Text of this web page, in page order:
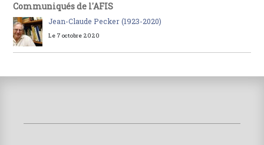
Communiqués de l'AFIS
Jean-Claude Pecker (1923-2020)
Le 7 octobre 2020